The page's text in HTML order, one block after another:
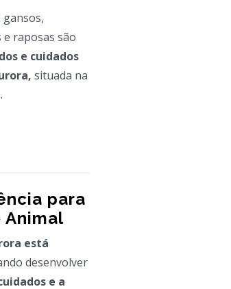
gansos,
e raposas são
e cuidados
para
está
desenvolver